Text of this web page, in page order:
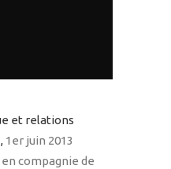
et relations
1er juin 2013
compagnie de